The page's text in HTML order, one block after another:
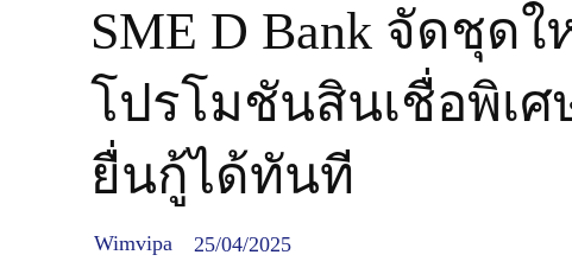
SME D Bank จัดชุด
โปรโมชันสินเชื่อพิเศ
ยื่นกู้ได้ทันที
Wimvipa 25/04/2025